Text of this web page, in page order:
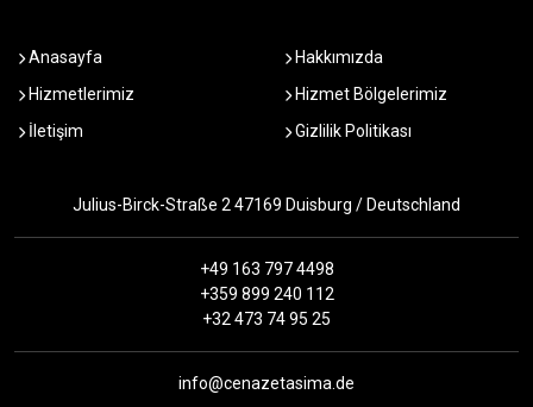
Anasayfa
Hakkımızda
Hizmetlerimiz
Hizmet Bölgelerimiz
İletişim
Gizlilik Politikası
Julius-Birck-Straße 2 47169 Duisburg / Deutschland
+49 163 797 4498
+359 899 240 112
+32 473 74 95 25
info@cenazetasima.de